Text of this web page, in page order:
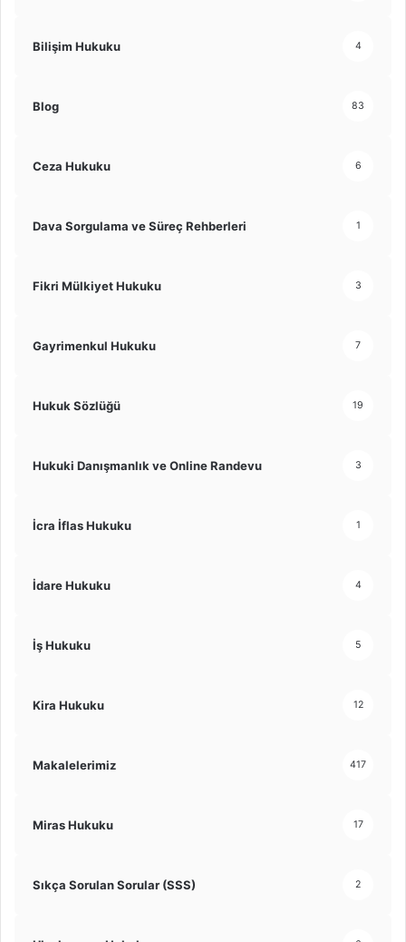
Bilişim Hukuku 4
Blog 83
Ceza Hukuku 6
Dava Sorgulama ve Süreç Rehberleri 1
Fikri Mülkiyet Hukuku 3
Gayrimenkul Hukuku 7
Hukuk Sözlüğü 19
Hukuki Danışmanlık ve Online Randevu 3
İcra İflas Hukuku 1
İdare Hukuku 4
İş Hukuku 5
Kira Hukuku 12
Makalelerimiz 417
Miras Hukuku 17
Sıkça Sorulan Sorular (SSS) 2